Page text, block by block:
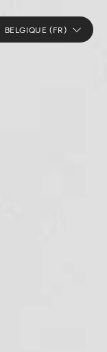
BELGIQUE (FR)